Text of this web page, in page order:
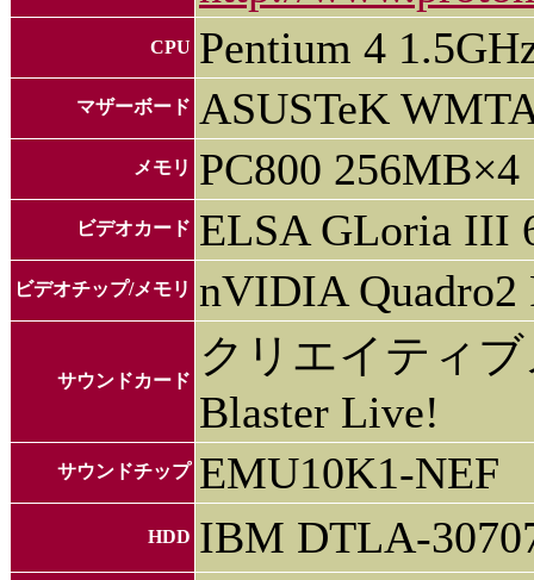
CPU Pentium 4
マザーボード ASUSTeK
メモリ PC800 256MB×4
ビデオカード ELSA GLoria III
ビデオチップ/メモリ nVIDIA Quadro2
サウンドカード
クリエイティブ
Blaster Live!
サウンドチップ EMU10K1-NEF
HDD IBM DTLA-